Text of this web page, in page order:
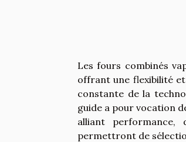
Les fours combinés
offrant une flexibilité
constante de la
guide a pour vocation
alliant performance,
permettront de